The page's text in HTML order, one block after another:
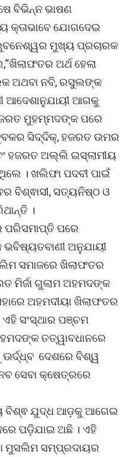
ବିଭିନ୍ନ ଭାଷଣ
କ୍ତାଭାବେ ଯୋଗଦେଇ
ମୁଖ୍ୟ ପ୍ରଚାରକ
ଅର୍ଥ ହେଲା
ଅଥବା ନବି, ରସୁଲଙ୍କ
ଆଦେଶାନୁଯାୟୀ ଆଗକୁ
ମୁହମ୍ମଦଙ୍କ ପରେ
ସିଦ୍ଦିକ୍, ହଜରତ ଉମର
ହଜରତ ଅଲ୍ଲି ଇସ୍‌ଲାମୀୟ
। ଖଲିଫା ପଦବୀ ପାଇଁ
ବିଶ୍ଵାସୀ, ସତ୍ୟନିଷ୍ଠ ଓ
।
ପରିସମାପ୍ତି ପରେ
ଅନୁଯାୟୀ
ସମାଜରେ ଖିଲାଫତର
ମିର୍ଜା ଗୁଲାମ ଅହମଦଙ୍କ
ଅହମଦୀୟା ଖିଲାଫତର
ଏହି ସଂସ୍ଥାର ପଞ୍ଚମ
ତତ୍ୱାବଧାନରେ
ଦେଶରେ ବିଶ୍ୱ
ସେବା କ୍ଷେତ୍ରରେ
ବିଶ୍ଵ ଯୁଦ୍ଧ ଆଡ଼କୁ ଆଗେଇ
ପଡ଼ିଯାଇ ଅଛି । ଏହି
ମୁସଲିମ ସମ୍ପ୍ରଦାୟର